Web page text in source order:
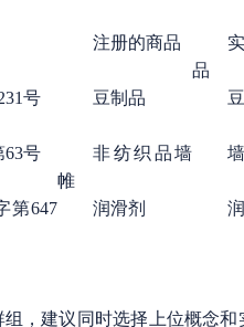
注册的商品
品
号 豆制品
63号
非纺织品墙
帷
第647
润滑剂
建议同时选择上位概念和